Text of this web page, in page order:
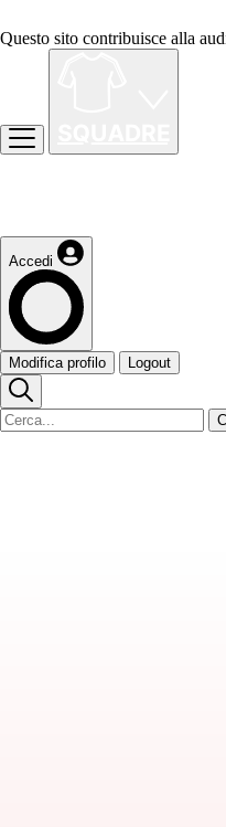
Questo sito contribuisce alla
Accedi
Modifica profilo Logout